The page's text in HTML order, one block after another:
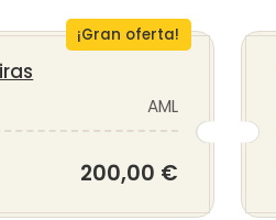
¡Gran oferta!
AML
200,00 €